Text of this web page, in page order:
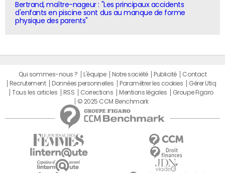
Bertrand, maître-nageur : "Les principaux accidents
d'enfants en piscine sont dus au manque de forme
physique des parents"
Qui sommes-nous ? L'équipe Notre société Publicité
Contact
Recrutement
Données personnelles Paramétrer les cookies
Gérer Utiq
Tous les articles
RSS Corrections Mentions légales
Groupe Figaro
© 2025 CCM Benchmark